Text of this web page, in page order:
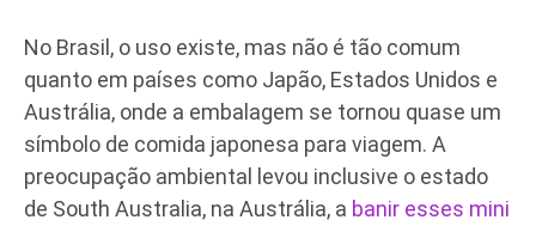
No Brasil, o uso existe, mas não é tão comum
quanto em países como Japão, Estados Unidos e
Austrália, onde a embalagem se tornou quase um
símbolo de comida japonesa para viagem. A
preocupação ambiental levou inclusive o estado
de South Australia, na Austrália, a banir esses mini